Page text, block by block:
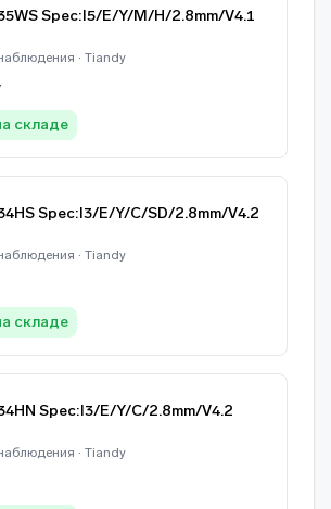
Spec:I5/E/Y/M/H/2.8mm/V4.1
· Tiandy
складе
Spec:I3/E/Y/C/SD/2.8mm/V4.2
· Tiandy
складе
Spec:I3/E/Y/C/2.8mm/V4.2
· Tiandy